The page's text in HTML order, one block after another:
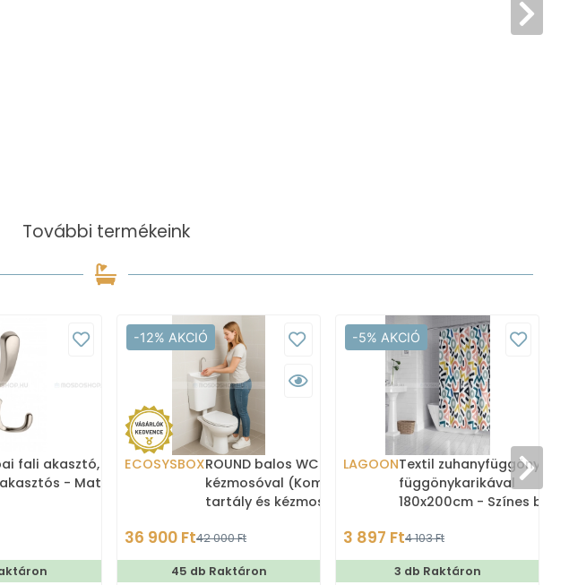
További termékeink
fali akasztó,
- Matt
-12% AKCIÓ
ECOSYSBOXROUND balos WC tartály
kézmosóval (Kombi WC
tartály és kézmosó)
36 900 Ft42 000 Ft
45 db Raktáron
-5% AKCIÓ
LAGOONTextil zuhanyfüggöny
függönykarikával
180x200cm - Színes
3 897 Ft4 103 Ft
3 db Raktáron